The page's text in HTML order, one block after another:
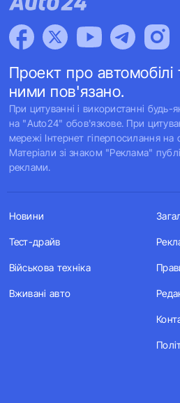
Проект про
ними пов'язано.
При цитуванні і використанні будь-
на "Auto24" обов'язкове. При
мережі Інтернет гіперпосилання на
Матеріали зі знаком "Реклама"
реклами.
Новини
Тест-драйв
Військова техніка
Вживані авто